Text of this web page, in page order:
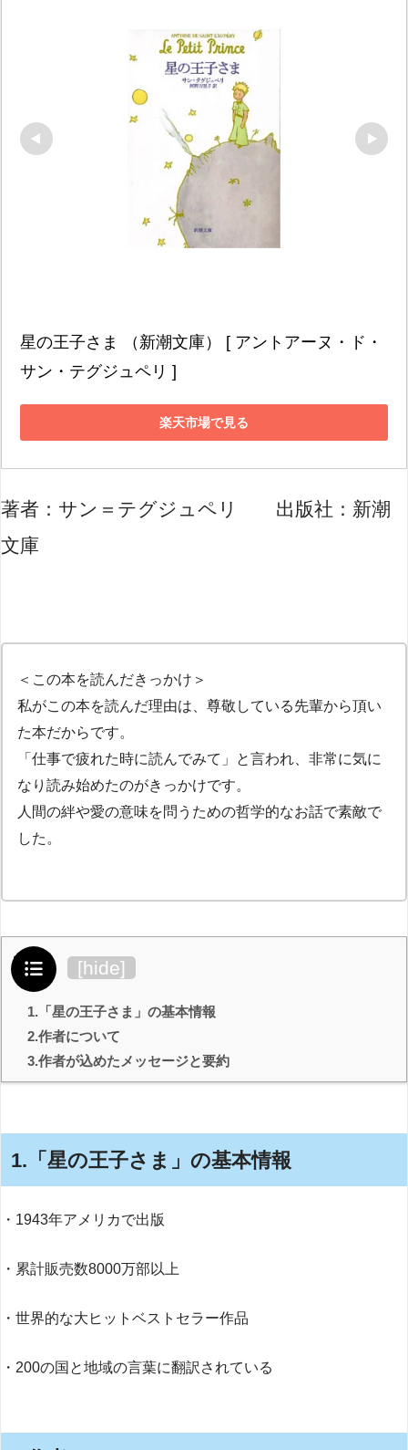
星の王子さま （新潮文庫） [ アントアーヌ・ド・
サン・テグジュペリ ]
楽天市場で見る
著者：サン＝テグジュペリ 出版社：新潮
文庫
＜この本を読んだきっかけ＞
私がこの本を読んだ理由は、尊敬している先輩から頂い
た本だからです。
「仕事で疲れた時に読んでみて」と言われ、非常に気に
なり読み始めたのがきっかけです。
人間の絆や愛の意味を問うための哲学的なお話で素敵で
した。
目次 [hide]
1.「星の王子さま」の基本情報
2.作者について
3.作者が込めたメッセージと要約
1.「星の王子さま」の基本情報
・1943年アメリカで出版
・累計販売数8000万部以上
・世界的な大ヒットベストセラー作品
・200の国と地域の言葉に翻訳されている